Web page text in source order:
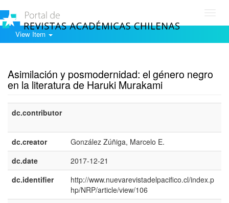
View Item
Asimilación y posmodernidad: el género negro
en la literatura de Haruki Murakami
dc.contributor
dc.creator
González Zúñiga, Marcelo E.
dc.date
2017-12-21
dc.identifier
http://www.nuevarevistadelpacifico.cl/index.p
hp/NRP/article/view/106